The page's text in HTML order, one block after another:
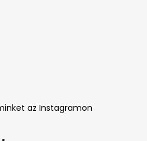
az Instagramon